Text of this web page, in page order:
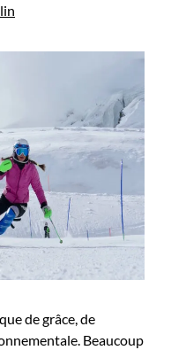
de grâce, de
Beaucoup